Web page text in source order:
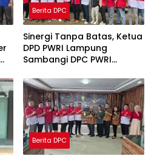
Berita DPC
Sinergi Tanpa Batas, Ketua
DPD PWRI Lampung
Sambangi DPC PWRI
Berita DPC